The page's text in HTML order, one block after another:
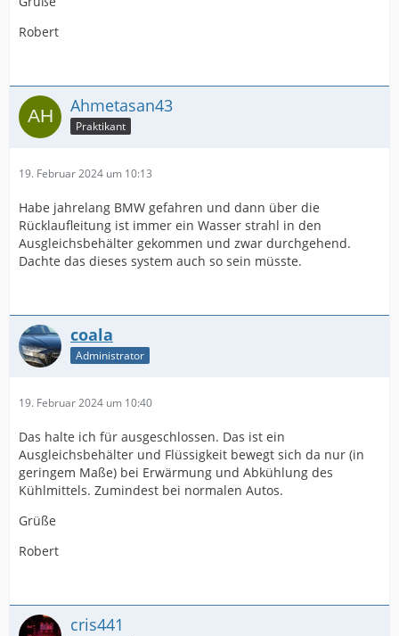
Robert
Ahmetasan43
Praktikant
19. Februar 2024 um 10:13
Habe jahrelang BMW gefahren und dann über die
Rücklaufleitung ist immer ein Wasser strahl in den
Ausgleichsbehälter gekommen und zwar durchgehend.
Dachte das dieses system auch so sein müsste.
coala
Administrator
19. Februar 2024 um 10:40
Das halte ich für ausgeschlossen. Das ist ein
Ausgleichsbehälter und Flüssigkeit bewegt sich da nur (in
geringem Maße) bei Erwärmung und Abkühlung des
Kühlmittels. Zumindest bei normalen Autos.
Grüße
Robert
cris441